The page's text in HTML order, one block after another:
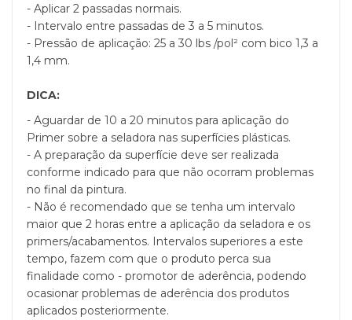
- Aplicar 2 passadas normais.
- Intervalo entre passadas de 3 a 5 minutos.
- Pressão de aplicação: 25 a 30 lbs /pol² com bico 1,3 a
1,4 mm.
DICA:
- Aguardar de 10 a 20 minutos para aplicação do
Primer sobre a seladora nas superfícies plásticas.
- A preparação da superfície deve ser realizada
conforme indicado para que não ocorram problemas
no final da pintura.
- Não é recomendado que se tenha um intervalo
maior que 2 horas entre a aplicação da seladora e os
primers/acabamentos. Intervalos superiores a este
tempo, fazem com que o produto perca sua
finalidade como - promotor de aderência, podendo
ocasionar problemas de aderência dos produtos
aplicados posteriormente.